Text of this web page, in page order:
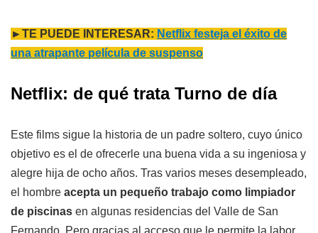
►TE PUEDE INTERESAR: Netflix festeja el éxito de
una atrapante película de suspenso
Netflix: de qué trata Turno de día
Este films sigue la historia de un padre soltero, cuyo único
objetivo es el de ofrecerle una buena vida a su ingeniosa y
alegre hija de ocho años. Tras varios meses desempleado,
el hombre acepta un pequeño trabajo como limpiador
de piscinas en algunas residencias del Valle de San
Fernando. Pero gracias al acceso que le permite la labor,